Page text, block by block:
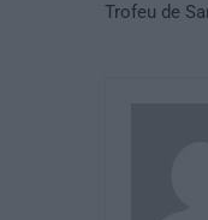
Trofeu de